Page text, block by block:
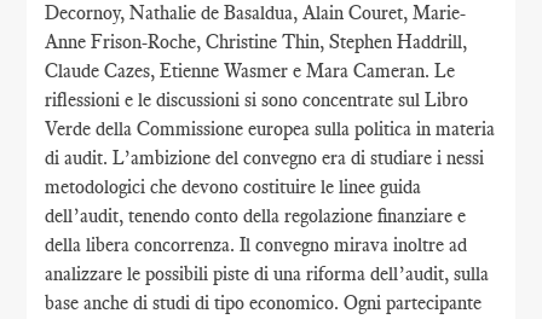
Decornoy, Nathalie de Basaldua, Alain Couret, Marie-
Anne Frison-Roche, Christine Thin, Stephen Haddrill,
Claude Cazes, Etienne Wasmer e Mara Cameran. Le
riflessioni e le discussioni si sono concentrate sul Libro
Verde della Commissione europea sulla politica in materia
di audit. L’ambizione del convegno era di studiare i nessi
metodologici che devono costituire le linee guida
dell’audit, tenendo conto della regolazione finanziare e
della libera concorrenza. Il convegno mirava inoltre ad
analizzare le possibili piste di una riforma dell’audit, sulla
base anche di studi di tipo economico. Ogni partecipante